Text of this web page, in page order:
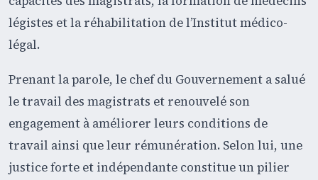
légistes et la réhabilitation de l’Institut médico-
légal.
Prenant la parole, le chef du Gouvernement a salué
le travail des magistrats et renouvelé son
engagement à améliorer leurs conditions de
travail ainsi que leur rémunération. Selon lui, une
justice forte et indépendante constitue un pilier